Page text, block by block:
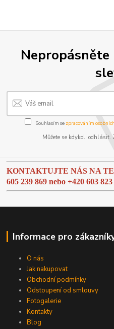
Nepropásněte
Souhlasím se zpracováním
Můžete se kdykoli
KONTAKTUJTE NÁS NA
605 239 869 nebo+420 603
Informace pro
O nás
Jak nakupovat
Obchodní podmínky
Odstoupení od smlouvy
Fotogalerie
Kontakty
Blog